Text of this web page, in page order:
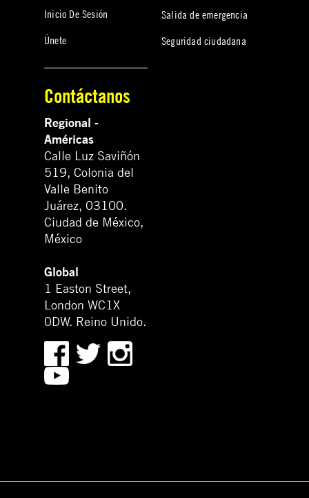
Inicio De Sesión
Únete
Salida de emergencia
Seguridad ciudadana
Contáctanos
Regional -
Américas
Calle Luz Saviñón
519, Colonia del
Valle Benito
Juárez, 03100.
Ciudad de México,
México
Global
1 Easton Street,
London WC1X
0DW. Reino Unido.